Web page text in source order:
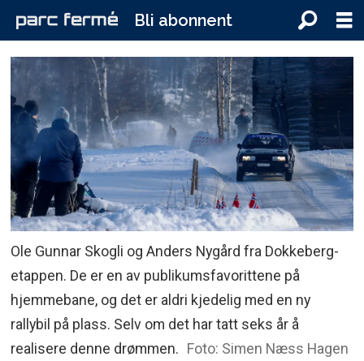
Bli abonnent
Ole Gunnar Skogli og Anders Nygård fra Dokkeberg-
etappen. De er en av publikumsfavorittene på
hjemmebane, og det er aldri kjedelig med en ny
rallybil på plass. Selv om det har tatt seks år å
realisere denne drømmen. Foto: Simen Næss Hagen